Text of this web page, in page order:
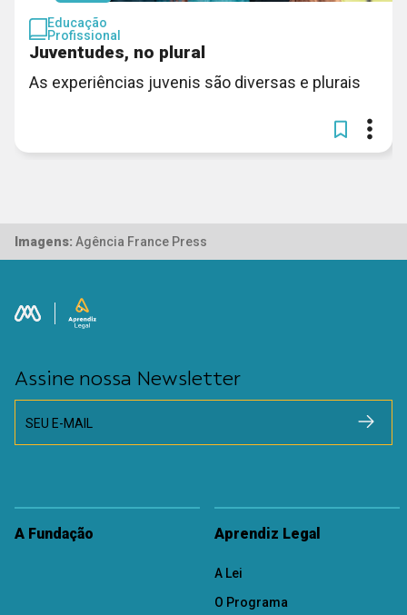
Educação
Profissional
Juventudes, no plural
As experiências juvenis são diversas e plurais
Imagens: Agência France Press
Assine nossa Newsletter
SEU E-MAIL
A Fundação Aprendiz Legal
A Lei
O Programa